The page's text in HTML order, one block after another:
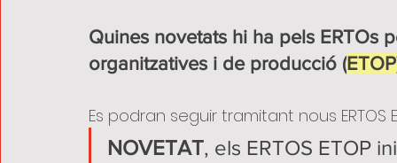
Quines novetats hi ha pels ERTOs
organitzatives i de producció (
Es podran seguir tramitant nous ERTOS
NOVETAT, els ERTOS ETOP